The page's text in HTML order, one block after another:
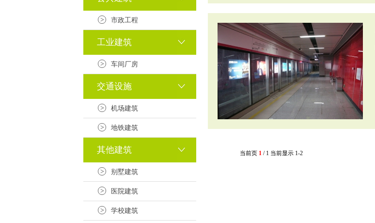
> 市政工程
工业建筑
> 车间厂房
交通设施
> 机场建筑
> 地铁建筑
其他建筑
> 别墅建筑
> 医院建筑
> 学校建筑
当前页 1 / 1 当前显示 1-2